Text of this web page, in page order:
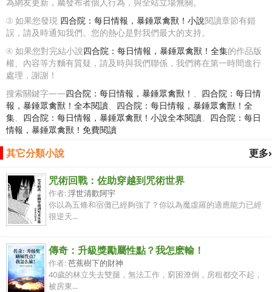
③ 如果您發現 四合院：每日情報，暴錘眾禽獸！小說閱讀章節有錯
誤，請及時通知我們。您的熱心是對我們最大的支持。
④ 如果您對完結小說四合院：每日情報，暴錘眾禽獸！全集的作品版
權、內容等方麵有質疑，請及時與我們聯係，我們將在第一時間進行
處理，謝謝！
搜索關鍵字——四合院：每日情報，暴錘眾禽獸！ 、 四合院：每日情
報，暴錘眾禽獸！全本閱讀、 四合院：每日情報，暴錘眾禽獸！全
集、 四合院：每日情報，暴錘眾禽獸！小說全本閱讀、 四合院：每日
情報，暴錘眾禽獸！免費閱讀
更多›
其它分類小說
咒術回戰：佐助穿越到咒術世界
作者:浮世清歡阿宇
你以為五條和宿儺已經夠強了？你以為魔虛羅的適應能力已經
很逆天...
傳奇：升級獎勵屬性點？我怎麽輸！
作者:芭蕉樹下的財神
40歲的林立失去雙腿，無法工作，窮困潦倒，房租都交不起，
被房東...